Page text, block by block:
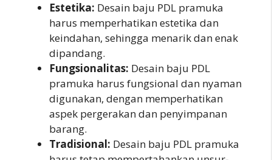
Estetika: Desain baju PDL pramuka
harus memperhatikan estetika dan
keindahan, sehingga menarik dan enak
dipandang.
Fungsionalitas: Desain baju PDL
pramuka harus fungsional dan nyaman
digunakan, dengan memperhatikan
aspek pergerakan dan penyimpanan
barang.
Tradisional: Desain baju PDL pramuka